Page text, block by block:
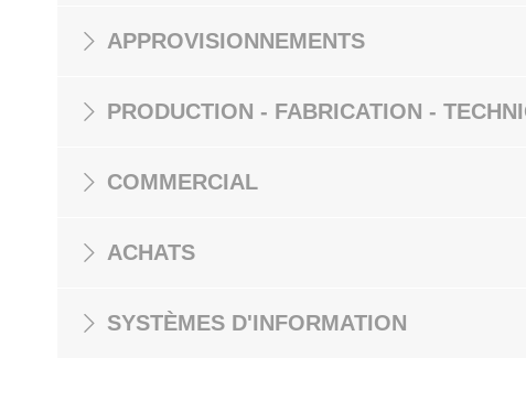
APPROVISIONNEMENTS
PRODUCTION - FABRICATION -
COMMERCIAL
ACHATS
SYSTÈMES D'INFORMATION